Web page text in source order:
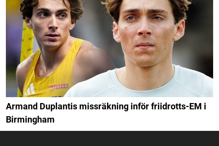
Armand Duplantis missräkning inför friidrotts-EM i
Birmingham